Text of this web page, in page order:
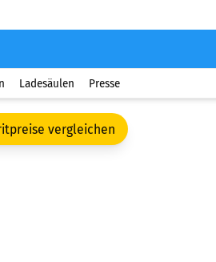
Ladesäulen Presse
vergleichen